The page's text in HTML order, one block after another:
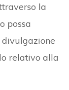
la
possa
relativo alla